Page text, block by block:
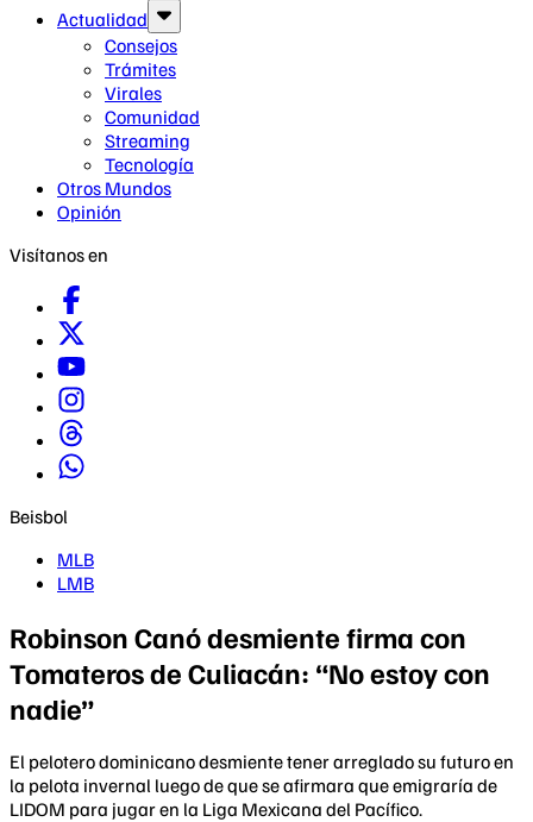
Actualidad
Consejos
Trámites
Virales
Comunidad
Streaming
Tecnología
Otros Mundos
Opinión
Visítanos en
Beisbol
MLB
LMB
Robinson Canó desmiente firma con
Tomateros de Culiacán: “No estoy con
nadie”
El pelotero dominicano desmiente tener arreglado su futuro en
la pelota invernal luego de que se afirmara que emigraría de
LIDOM para jugar en la Liga Mexicana del Pacífico.